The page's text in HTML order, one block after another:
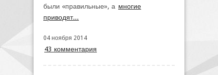
были «правильные», а многие
приводят...
04 ноября 2014
43 комментария